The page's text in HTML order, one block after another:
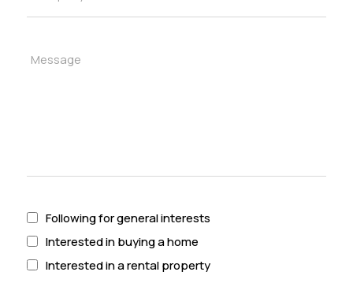
Following for general interests
Interested in buying a home
Interested in a rental property